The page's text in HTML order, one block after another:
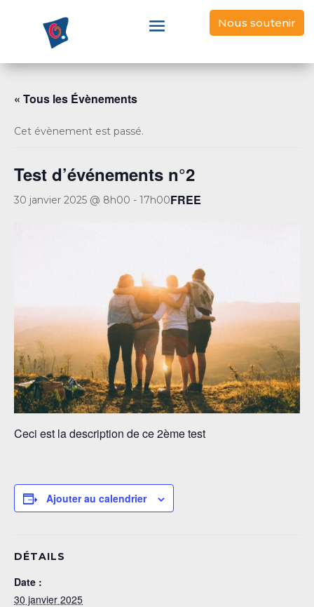
Nous soutenir
« Tous les Évènements
Cet évènement est passé.
Test d’événements n°2
30 janvier 2025 @ 8h00 - 17h00FREE
Ceci est la description de ce 2ème test
Ajouter au calendrier
DÉTAILS
Date :
30 janvier 2025